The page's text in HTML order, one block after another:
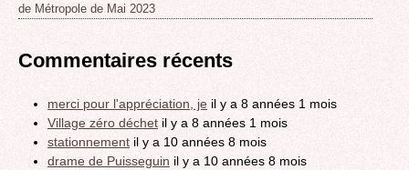
de Métropole de Mai 2023
Commentaires récents
merci pour l'appréciation, je il y a 8 années 1 mois
Village zéro déchet il y a 8 années 1 mois
stationnement il y a 10 années 8 mois
drame de Puisseguin il y a 10 années 8 mois